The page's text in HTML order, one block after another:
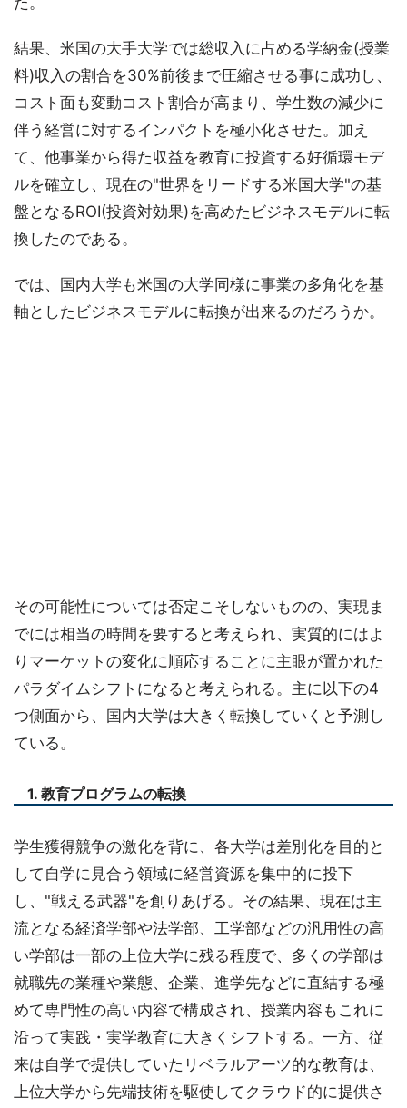
結果、米国の大手大学では総収入に占める学納金(授業
料)収入の割合を30%前後まで圧縮させる事に成功し、
コスト面も変動コスト割合が高まり、学生数の減少に
伴う経営に対するインパクトを極小化させた。加え
て、他事業から得た収益を教育に投資する好循環モデ
ルを確立し、現在の"世界をリードする米国大学"の基
盤となるROI(投資対効果)を高めたビジネスモデルに転
換したのである。
では、国内大学も米国の大学同様に事業の多角化を基
軸としたビジネスモデルに転換が出来るのだろうか。
その可能性については否定こそしないものの、実現ま
でには相当の時間を要すると考えられ、実質的にはよ
りマーケットの変化に順応することに主眼が置かれた
パラダイムシフトになると考えられる。主に以下の4
つ側面から、国内大学は大きく転換していくと予測し
ている。
1. 教育プログラムの転換
学生獲得競争の激化を背に、各大学は差別化を目的と
して自学に見合う領域に経営資源を集中的に投下
し、"戦える武器"を創りあげる。その結果、現在は主
流となる経済学部や法学部、工学部などの汎用性の高
い学部は一部の上位大学に残る程度で、多くの学部は
就職先の業種や業態、企業、進学先などに直結する極
めて専門性の高い内容で構成され、授業内容もこれに
沿って実践・実学教育に大きくシフトする。一方、従
来は自学で提供していたリベラルアーツ的な教育は、
上位大学から先端技術を駆使してクラウド的に提供さ